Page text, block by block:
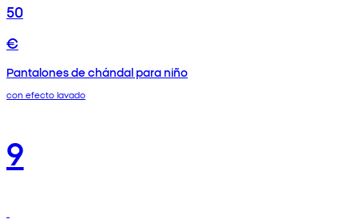
50
€
Pantalones de chándal para niño
con efecto lavado
9